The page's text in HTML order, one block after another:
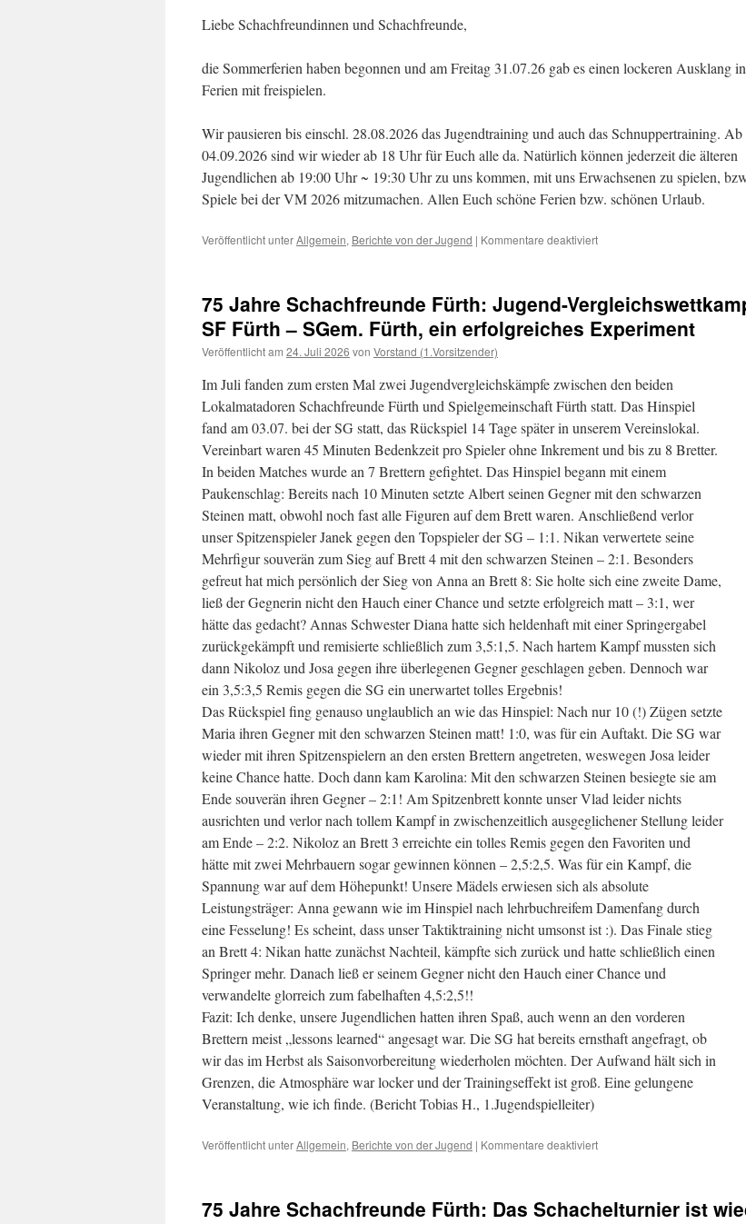
Liebe Schachfreundinnen und Schachfreunde,
die Sommerferien haben begonnen und am Freitag 31.07.26 gab es einen lockeren Ausklang
Ferien mit freispielen.
Wir pausieren bis einschl. 28.08.2026 das Jugendtraining und auch das Schnuppertraining. Ab
04.09.2026 sind wir wieder ab 18 Uhr für Euch alle da. Natürlich können jederzeit die älteren
Jugendlichen ab 19:00 Uhr ~ 19:30 Uhr zu uns kommen, mit uns Erwachsenen zu spielen,
Spiele bei der VM 2026 mitzumachen. Allen Euch schöne Ferien bzw. schönen Urlaub.
Veröffentlicht unterAllgemein, Berichte von der Jugend | Kommentare deaktiviertfür
im
August
Sommerpause
75 Jahre Schachfreunde Fürth: Jugend-
SF Fürth – SGem. Fürth, ein erfolgreiches Experiment
Veröffentlicht am 24. Juli 2026 von Vorstand (1.Vorsitzender)
Im Juli fanden zum ersten Mal zwei Jugendvergleichskämpfe zwischen den beiden
Lokalmatadoren Schachfreunde Fürth und Spielgemeinschaft Fürth statt. Das Hinspiel
fand am 03.07. bei der SG statt, das Rückspiel 14 Tage später in unserem Vereinslokal.
Vereinbart waren 45 Minuten Bedenkzeit pro Spieler ohne Inkrement und bis zu 8 Bretter.
In beiden Matches wurde an 7 Brettern gefightet. Das Hinspiel begann mit einem
Paukenschlag: Bereits nach 10 Minuten setzte Albert seinen Gegner mit den schwarzen
Steinen matt, obwohl noch fast alle Figuren auf dem Brett waren. Anschließend verlor
unser Spitzenspieler Janek gegen den Topspieler der SG – 1:1. Nikan verwertete seine
Mehrfigur souverän zum Sieg auf Brett 4 mit den schwarzen Steinen – 2:1. Besonders
gefreut hat mich persönlich der Sieg von Anna an Brett 8: Sie holte sich eine zweite Dame,
ließ der Gegnerin nicht den Hauch einer Chance und setzte erfolgreich matt – 3:1, wer
hätte das gedacht? Annas Schwester Diana hatte sich heldenhaft mit einer Springergabel
zurückgekämpft und remisierte schließlich zum 3,5:1,5. Nach hartem Kampf mussten sich
dann Nikoloz und Josa gegen ihre überlegenen Gegner geschlagen geben. Dennoch war
ein 3,5:3,5 Remis gegen die SG ein unerwartet tolles Ergebnis!
Das Rückspiel fing genauso unglaublich an wie das Hinspiel: Nach nur 10 (!) Zügen setzte
Maria ihren Gegner mit den schwarzen Steinen matt! 1:0, was für ein Auftakt. Die SG war
wieder mit ihren Spitzenspielern an den ersten Brettern angetreten, weswegen Josa leider
keine Chance hatte. Doch dann kam Karolina: Mit den schwarzen Steinen besiegte sie am
Ende souverän ihren Gegner – 2:1! Am Spitzenbrett konnte unser Vlad leider nichts
ausrichten und verlor nach tollem Kampf in zwischenzeitlich ausgeglichener Stellung leider
am Ende – 2:2. Nikoloz an Brett 3 erreichte ein tolles Remis gegen den Favoriten und
hätte mit zwei Mehrbauern sogar gewinnen können – 2,5:2,5. Was für ein Kampf, die
Spannung war auf dem Höhepunkt! Unsere Mädels erwiesen sich als absolute
Leistungsträger: Anna gewann wie im Hinspiel nach lehrbuchreifem Damenfang durch
eine Fesselung! Es scheint, dass unser Taktiktraining nicht umsonst ist :). Das Finale stieg
an Brett 4: Nikan hatte zunächst Nachteil, kämpfte sich zurück und hatte schließlich einen
Springer mehr. Danach ließ er seinem Gegner nicht den Hauch einer Chance und
verwandelte glorreich zum fabelhaften 4,5:2,5!!
Fazit: Ich denke, unsere Jugendlichen hatten ihren Spaß, auch wenn an den vorderen
Brettern meist „lessons learned“ angesagt war. Die SG hat bereits ernsthaft angefragt, ob
wir das im Herbst als Saisonvorbereitung wiederholen möchten. Der Aufwand hält sich in
Grenzen, die Atmosphäre war locker und der Trainingseffekt ist groß. Eine gelungene
Veranstaltung, wie ich finde. (Bericht Tobias H., 1.Jugendspielleiter)
Veröffentlicht unterAllgemein, Berichte von der Jugend | Kommentare deaktiviertfür
Fürth:
75 Jahre Schachfreunde Fürth: Das Schachelturnier ist